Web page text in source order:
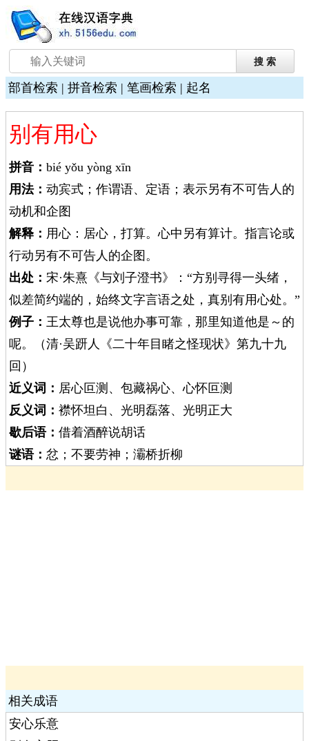
部首检索 | 拼音检索 | 笔画检索 | 起名
别有用心
拼音： bié yǒu yòng xīn
用法： 动宾式；作谓语、定语；表示另有不可告人的
动机和企图
解释： 用心：居心，打算。心中另有算计。指言论或
行动另有不可告人的企图。
出处： 宋·朱熹《与刘子澄书》：“方别寻得一头绪，
似差简约端的，始终文字言语之处，真别有用心处。”
例子： 王太尊也是说他办事可靠，那里知道他是～的
呢。（清·吴趼人《二十年目睹之怪现状》第九十九
回）
近义词： 居心叵测、包藏祸心、心怀叵测
反义词： 襟怀坦白、光明磊落、光明正大
歇后语： 借着酒醉说胡话
谜语： 忿；不要劳神；灞桥折柳
相关成语
安心乐意